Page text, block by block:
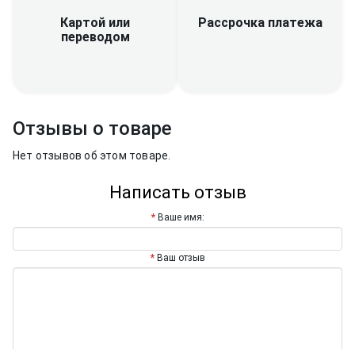
Картой или
переводом
Рассрочка платежа
Отзывы о товаре
Нет отзывов об этом товаре.
Написать отзыв
Ваше имя:
Ваш отзыв